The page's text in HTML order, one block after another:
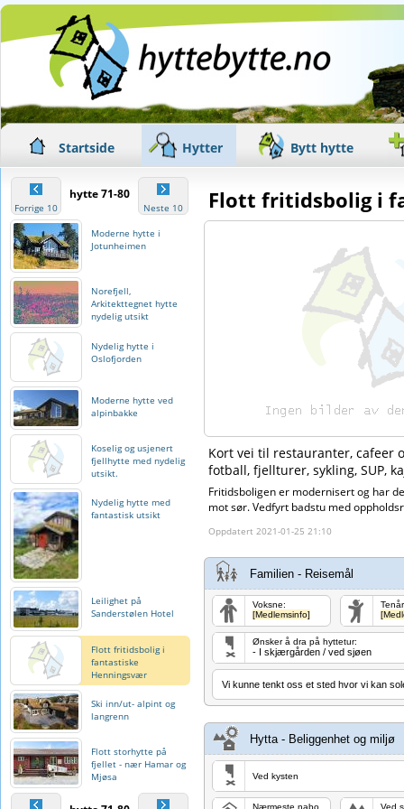
Startside Hytter Bytt hytte
Forrige 10
hytte 71-80
Neste 10
Moderne hytte i
Jotunheimen
Norefjell,
Arkitekttegnet hytte
nydelig utsikt
Nydelig hytte i
Oslofjorden
Moderne hytte ved
alpinbakke
Koselig og usjenert
fjellhytte med nydelig
utsikt.
Nydelig hytte med
fantastisk utsikt
Leilighet på
Sanderstølen Hotel
Flott fritidsbolig i
fantastiske
Henningsvær
Ski inn/ut- alpint og
langrenn
Flott storhytte på
fjellet - nær Hamar og
Mjøsa
Flott fritidsbolig i
Kort vei til restauranter, cafeer
fotball, fjellturer, sykling, SUP,
Fritidsboligen er modernisert og har
mot sør. Vedfyrt badstu med
Oppdatert 2021-01-25 21:10
Familien - Reisemål
Voksne:
[Medlemsinfo]
Ønsker å dra på hyttetur:
- I skjærgården / ved sjøen
Vi kunne tenkt oss et sted hvor vi kan
Hytta - Beliggenhet og miljø
Ved kysten
Nærmeste nabo
Ved